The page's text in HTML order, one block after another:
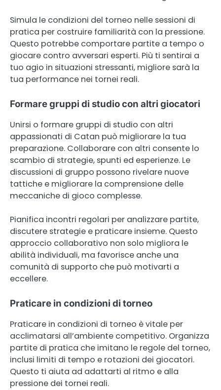
Simula le condizioni del torneo nelle sessioni di
pratica per costruire familiarità con la pressione.
Questo potrebbe comportare partite a tempo o
giocare contro avversari esperti. Più ti sentirai a
tuo agio in situazioni stressanti, migliore sarà la
tua performance nei tornei reali.
Formare gruppi di studio con altri giocatori
Unirsi o formare gruppi di studio con altri
appassionati di Catan può migliorare la tua
preparazione. Collaborare con altri consente lo
scambio di strategie, spunti ed esperienze. Le
discussioni di gruppo possono rivelare nuove
tattiche e migliorare la comprensione delle
meccaniche di gioco complesse.
Pianifica incontri regolari per analizzare partite,
discutere strategie e praticare insieme. Questo
approccio collaborativo non solo migliora le
abilità individuali, ma favorisce anche una
comunità di supporto che può motivarti a
eccellere.
Praticare in condizioni di torneo
Praticare in condizioni di torneo è vitale per
acclimatarsi all’ambiente competitivo. Organizza
partite di pratica che imitano le regole del torneo,
inclusi limiti di tempo e rotazioni dei giocatori.
Questo ti aiuta ad adattarti al ritmo e alla
pressione dei tornei reali.